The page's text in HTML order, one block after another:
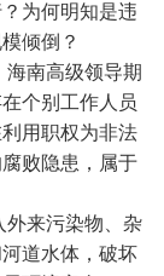
为何明知是违
倾倒？
南高级领导期
个别工作人员
用职权为非法
败隐患，属于
来污染物、杂
道水体，破坏